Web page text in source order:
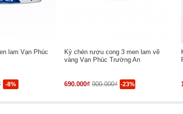
lam Vạn Phúc
-8%
Kỷ chén rượu cong 3 men lam vẽ
vàng Vạn Phúc Trường An
690.000₫ 900.000₫ -23%